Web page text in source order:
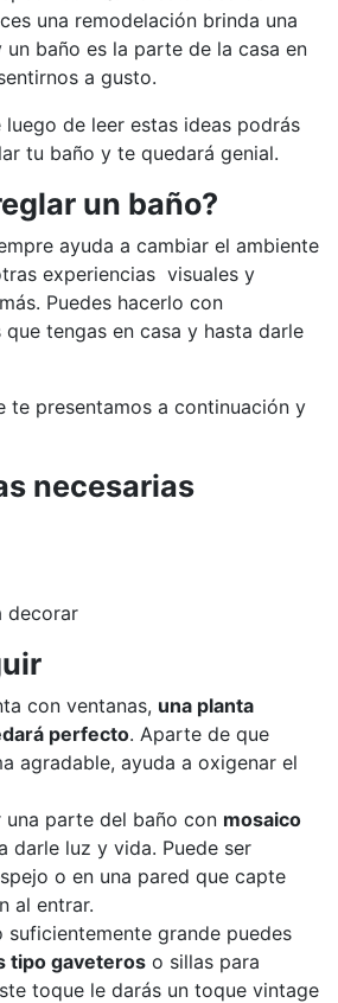
una remodelación brinda una
baño es la parte de la casa en
a gusto.
luego de leer estas ideas podrás
tu baño y te quedará genial.
un baño?
ayuda a cambiar el ambiente
experiencias visuales y
Puedes hacerlo con
tengas en casa y hasta darle
te presentamos a continuación y
necesarias
decorar
con ventanas, una planta
perfecto. Aparte de que
agradable, ayuda a oxigenar el
una parte del baño con mosaico
darle luz y vida. Puede ser
o en una pared que capte
al entrar.
suficientemente grande puedes
tipo gaveteros o sillas para
toque le darás un toque vintage